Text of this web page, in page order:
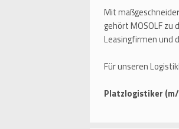
Mit
gehört MOSOLF
Leasingfirmen und
Für unseren
Platzlogistiker